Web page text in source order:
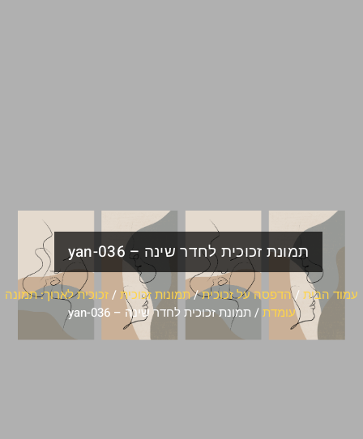
תמונת זכוכית לחדר שינה – yan-036
עמוד הבית /הדפסה על זכוכית/תמונות זכוכית/זכוכית לארוך: תמונה
עומדת/ תמונת זכוכית לחדר שינה – yan-036